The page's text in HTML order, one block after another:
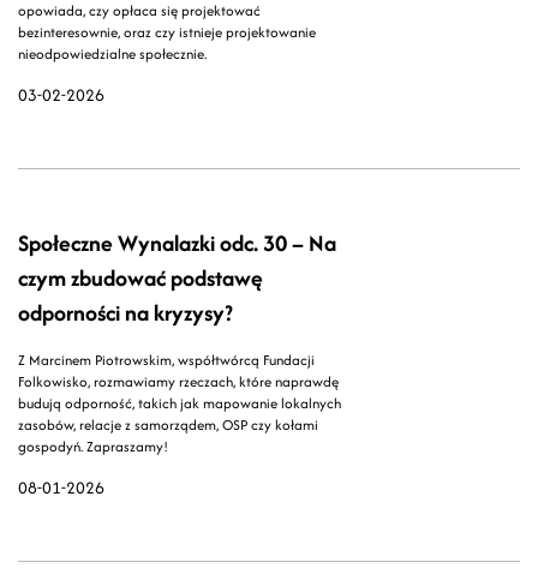
03-02-2026
opowiada, czy opłaca się projektować
bezinteresownie, oraz czy istnieje projektowanie
nieodpowiedzialne społecznie.
08-01-2026
Społeczne Wynalazki odc. 30 – Na
czym zbudować podstawę
odporności na kryzysy?
Z Marcinem Piotrowskim, współtwórcą Fundacji
Folkowisko, rozmawiamy rzeczach, które naprawdę
budują odporność, takich jak mapowanie lokalnych
zasobów, relacje z samorządem, OSP czy kołami
gospodyń. Zapraszamy!